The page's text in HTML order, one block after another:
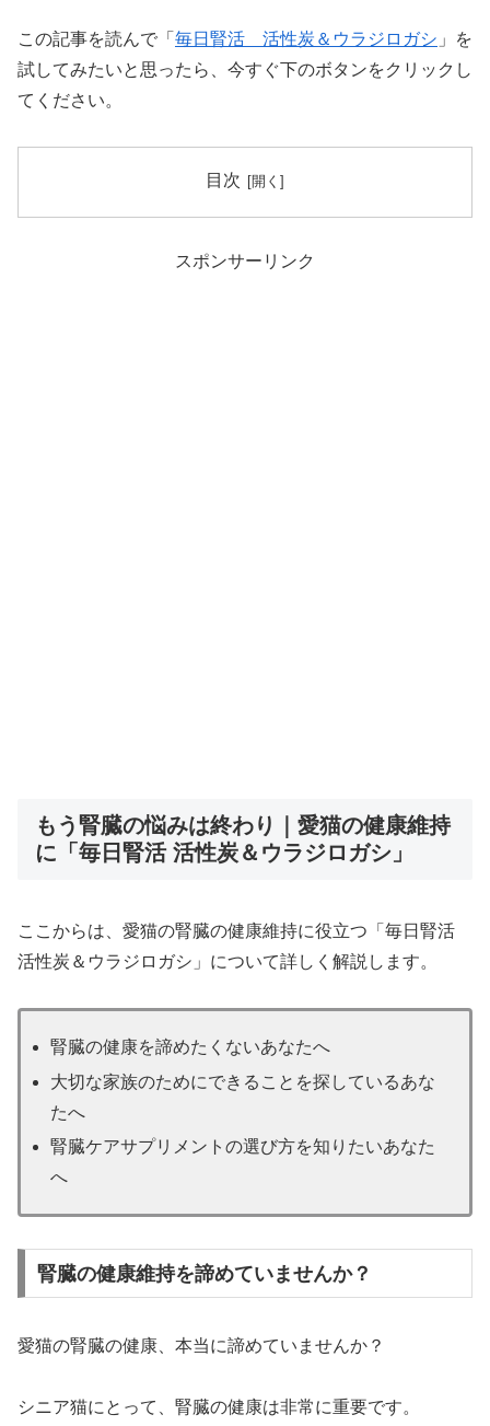
この記事を読んで「 毎日腎活 活性炭＆ウラジロガシ 」を
試してみたいと思ったら、今すぐ下のボタンをクリックし
てください。
目次
スポンサーリンク
もう腎臓の悩みは終わり｜愛猫の健康維持
に「毎日腎活 活性炭＆ウラジロガシ」
ここからは、愛猫の腎臓の健康維持に役立つ「毎日腎活
活性炭＆ウラジロガシ」について詳しく解説します。
腎臓の健康を諦めたくないあなたへ
大切な家族のためにできることを探しているあな
たへ
腎臓ケアサプリメントの選び方を知りたいあなた
へ
腎臓の健康維持を諦めていませんか？
愛猫の腎臓の健康、本当に諦めていませんか？
シニア猫にとって、腎臓の健康は非常に重要です。